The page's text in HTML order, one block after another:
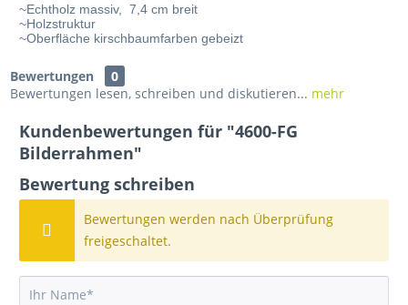
~Echtholz massiv,  7,4 cm breit
~Holzstruktur
~Oberfläche kirschbaumfarben gebeizt
Bewertungen
0
Bewertungen lesen, schreiben und diskutieren... mehr
Kundenbewertungen für "4600-FG
Bilderrahmen"
Bewertung schreiben
Bewertungen werden nach Überprüfung
freigeschaltet.